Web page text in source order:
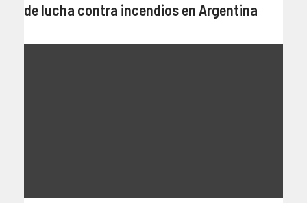
de lucha contra incendios en Argentina